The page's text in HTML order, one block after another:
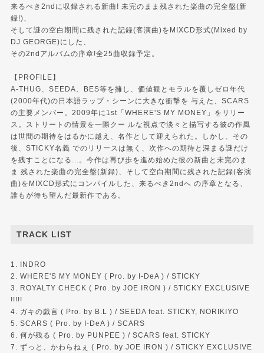
来るべき2ndに収録される新曲! 未完のまま残された楽曲の完全盤(新
録!)、
そして謎の空白期間に残された記録(客演曲)をMIXCD形式(Mixed by
DJ GEORGE)にした、
その2ndアルバムの序章!全25曲収録予定。
【PROFILE】
A-THUG、SEEDA、BES等を擁し、価値観とモラルを覆しゼロ年代
(2000年代)の日本語ラップ・シーンに大きな衝撃を 与えた、SCARS
の主要メンバー。2009年に1st「WHERE'S MY MONEY」をリリー
ス。ストリートの情景を一際クー ルな視点で淡々と描写する彼の作風
は世間の期待をはるかに越え、名作として迎えられた。しかし、その
後、STICKY名義 でのリリースは無く、次作への期待と深まる謎だけ
を残すことになる...。今作は再び歩を進め始めた彼の新曲と未完のま
ま 残された楽曲の完全盤(新録)、そして空白期間に残された記録(客演
曲)をMIXCD形式にコンパイルした、来るべき2ndへ の序章となる、
誰もが待ち望んだ最新作である。
TRACK LIST
1. INDRO
2. WHERE'S MY MONEY ( Pro. by I-DeA ) / STICKY
3. ROYALTY CHECK ( Pro. by JOE IRON ) / STICKY EXCLUSIVE
!!!!!
4. ガキの戯言 ( Pro. by B.L ) / SEEDA feat. STICKY, NORIKIYO
5. SCARS ( Pro. by I-DeA ) / SCARS
6. 何が残る ( Pro. by PUNPEE ) / SCARS feat. STICKY
7. ずっと、かわらねぇ ( Pro. by JOE IRON ) / STICKY EXCLUSIVE